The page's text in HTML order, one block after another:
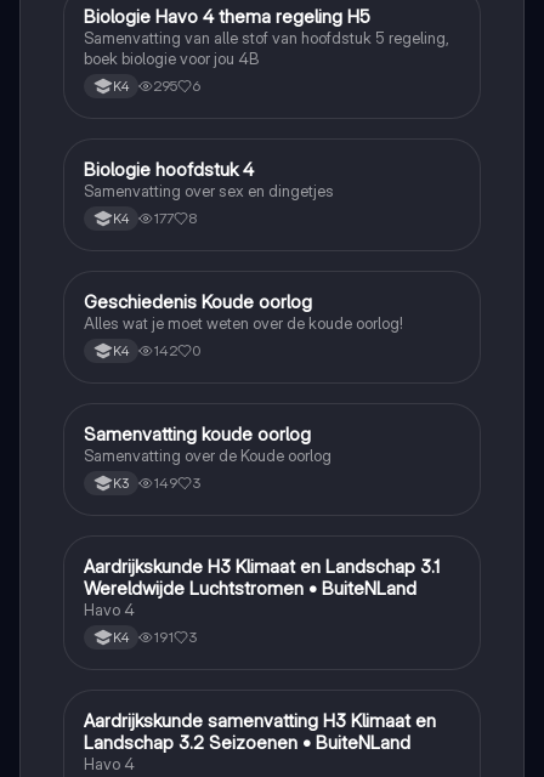
Biologie
Biologie Havo 4 thema regeling H5
Samenvatting van alle stof van hoofdstuk 5 regeling,
boek biologie voor jou 4B
K4 295 6
Biologie
Biologie hoofdstuk 4
Samenvatting over sex en dingetjes
K4 177 8
Geschiedenis
Geschiedenis Koude oorlog
Alles wat je moet weten over de koude oorlog!
K4 142 0
Geschiedenis
Samenvatting koude oorlog
Samenvatting over de Koude oorlog
K3 149 3
Aardrijkskunde
Aardrijkskunde H3 Klimaat en Landschap 3.1
Wereldwijde Luchtstromen • BuiteNLand
Havo 4
K4 191 3
Aardrijkskunde
Aardrijkskunde samenvatting H3 Klimaat en
Landschap 3.2 Seizoenen • BuiteNLand
Havo 4